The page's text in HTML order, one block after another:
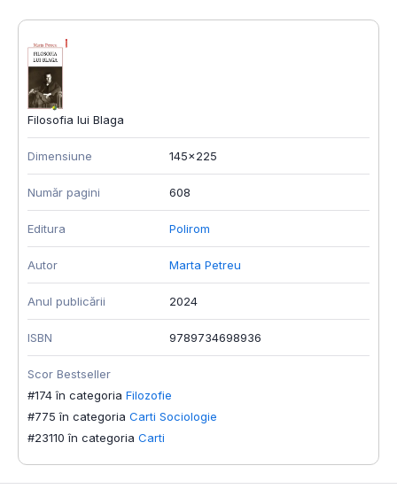
Filosofia lui Blaga
Dimensiune 145x225
Număr pagini 608
Editura Polirom
Autor Marta Petreu
Anul publicării 2024
ISBN 9789734698936
Scor Bestseller
#174 în categoria Filozofie
#775 în categoria Carti Sociologie
#23110 în categoria Carti